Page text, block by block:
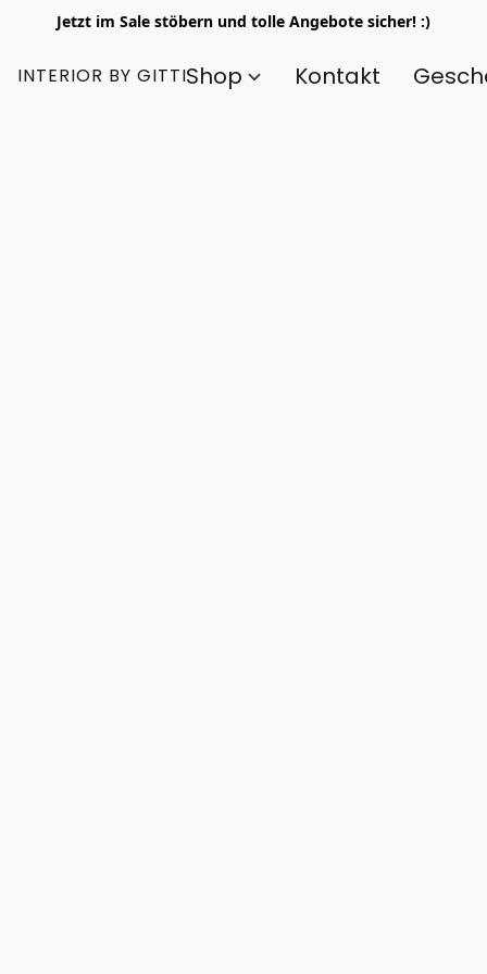
Jetzt im Sale stöbern und tolle Angebote sicher! :)
INTERIOR BY GITTIShop Kontakt